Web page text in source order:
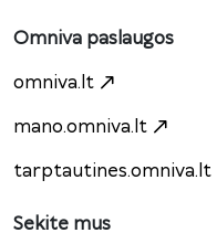
Omniva paslaugos
omniva.lt
mano.omniva.lt
tarptautines.omniva.lt
Sekite mus